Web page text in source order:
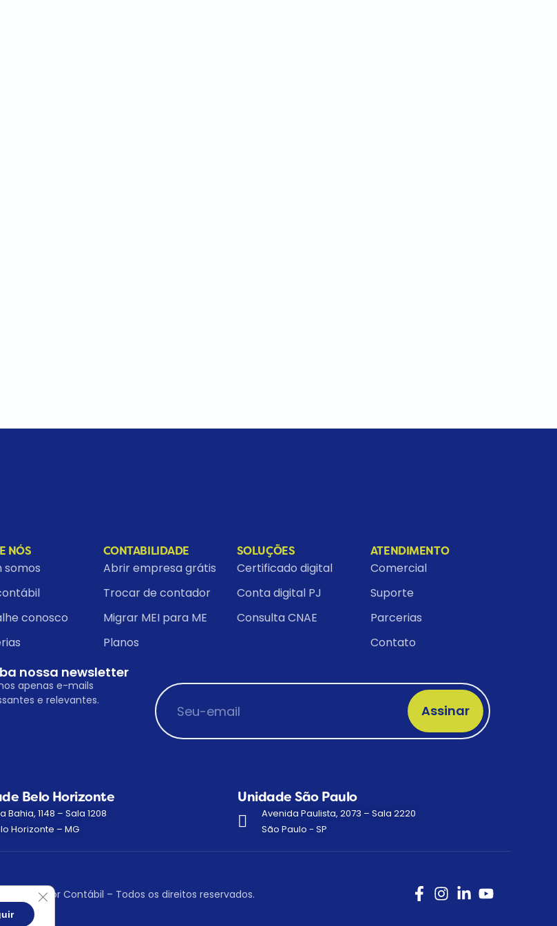
NÓS
somos
conosco
CONTABILIDADE
Abrir empresa grátis
Trocar de contador
Migrar MEI para ME
Planos
SOLUÇÕES
Certificado digital
Conta digital PJ
Consulta CNAE
ATENDIMENTO
Comercial
Suporte
Parcerias
Contato
nossa newsletter
apenas e-mails
e relevantes.
Assinar
Belo Horizonte
Bahia, 1148 – Sala 1208
Horizonte – MG
Unidade São Paulo
Avenida Paulista, 2073 – Sala 2220
São Paulo - SP
| Senhor Contábil – Todos os direitos reservados.
Close GDPR Cookie Banner